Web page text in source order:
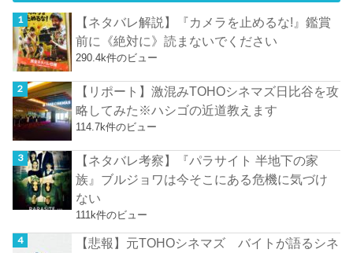
【ネタバレ解説】『カメラを止めるな!』鑑賞
前に《絶対に》読まないでください
290.4k件のビュー
【リポート】激混みTOHOシネマズ日比谷を攻
略してみた※ハシゴの近道教えます
114.7k件のビュー
【ネタバレ考察】『パラサイト 半地下の家
族』ブルジョワは今そこにある危機に気づけ
ない
111k件のビュー
【悲報】元TOHOシネマズ バイトが語るシネ